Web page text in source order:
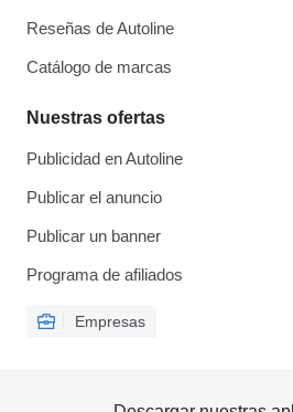
Reseñas de Autoline
Catálogo de marcas
Nuestras ofertas
Publicidad en Autoline
Publicar el anuncio
Publicar un banner
Programa de afiliados
Empresas